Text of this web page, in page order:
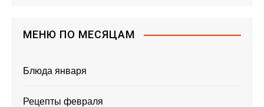
МЕНЮ ПО МЕСЯЦАМ
Блюда января
Рецепты февраля